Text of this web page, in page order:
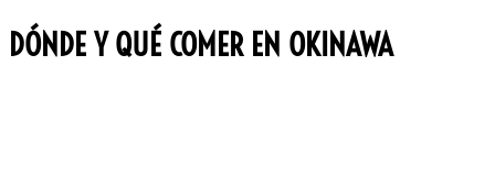
DÓNDE Y QUÉ COMER EN OKINAWA